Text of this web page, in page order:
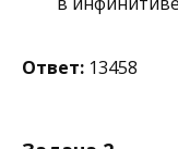
Ответ: 13458